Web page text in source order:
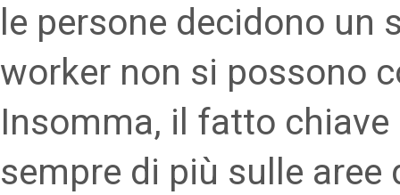
le persone decidono un
worker non si possono
Insomma, il fatto
sempre di più sulle